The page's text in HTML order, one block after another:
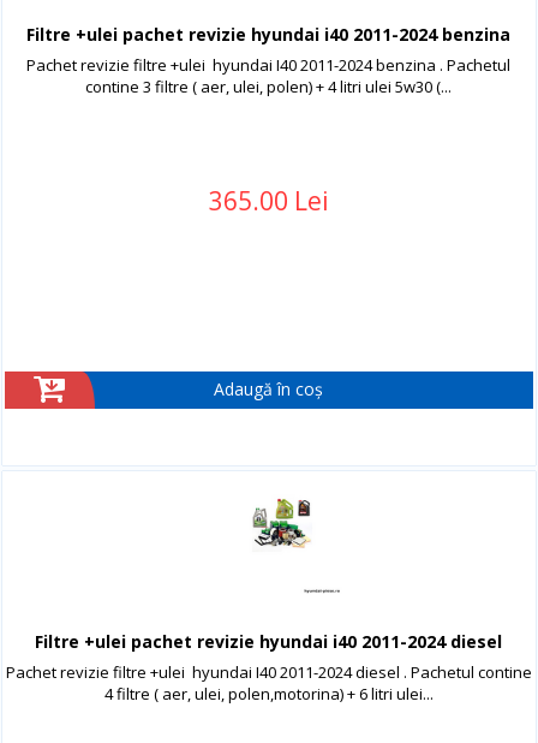
Filtre +ulei pachet revizie hyundai i40 2011-2024 benzina
Pachet revizie filtre +ulei hyundai I40 2011-2024 benzina . Pachetul
contine 3 filtre ( aer, ulei, polen) + 4 litri ulei 5w30 (...
365.00 Lei
Adaugă în coș
Filtre +ulei pachet revizie hyundai i40 2011-2024 diesel
Pachet revizie filtre +ulei hyundai I40 2011-2024 diesel . Pachetul contine
4 filtre ( aer, ulei, polen,motorina) + 6 litri ulei...